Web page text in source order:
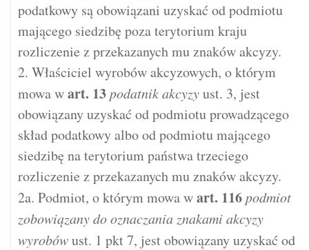
podatkowy są obowiązani uzyskać od podmiotu
mającego siedzibę poza terytorium kraju
rozliczenie z przekazanych mu znaków akcyzy.
2. Właściciel wyrobów akcyzowych, o którym
mowa wart. 13 podatnik akcyzyust. 3, jest
obowiązany uzyskać od podmiotu prowadzącego
skład podatkowy albo od podmiotu mającego
siedzibę na terytorium państwa trzeciego
rozliczenie z przekazanych mu znaków akcyzy.
2a. Podmiot, o którym mowa wart. 116 podmiot
zobowiązany do oznaczania znakami akcyzy
wyrobówust. 1 pkt 7, jest obowiązany uzyskać od